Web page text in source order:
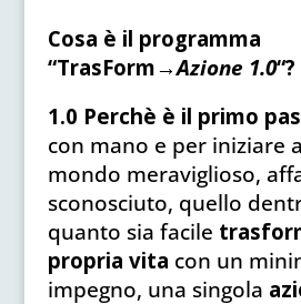
Cosa è il programma
“TrasForm→Azione 1.0“?
1.0 Perchè è il primo
con mano e per iniziare
mondo meraviglioso,
sconosciuto, quello
quanto sia facile
propria vita con un
impegno, una singola